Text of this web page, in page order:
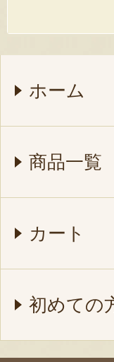
ホーム
商品一覧
カート
初めての